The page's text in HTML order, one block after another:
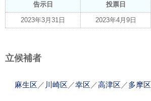
告示日 投票日
2023年3月31日 2023年4月9日
立候補者
麻生区 ／ 川崎区 ／幸区 ／高津区 ／多摩区